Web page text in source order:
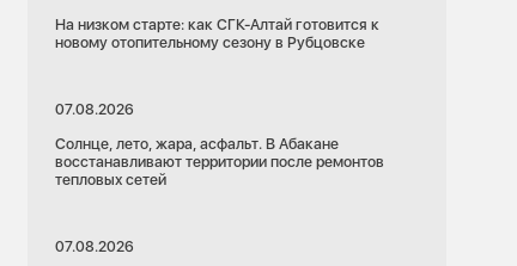
На низком старте: как СГК-Алтай готовится к
новому отопительному сезону в Рубцовске
07.08.2026
Солнце, лето, жара, асфальт. В Абакане
восстанавливают территории после ремонтов
тепловых сетей
07.08.2026